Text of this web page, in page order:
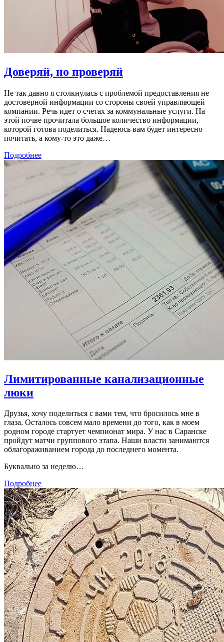
Доверяй, но проверяй
Не так давно я столкнулась с проблемой предоставления не
достоверной информации со стороны своей управляющей
компании. Речь идет о счетах за коммунальные услуги. На
этой почве прочитала большое количество информации,
которой готова поделиться. Надеюсь вам будет интересно
почитать, а кому-то это даже…
Подробнее
Лимитированные канализационные
люки
Друзья, хочу поделиться с вами тем, что бросилось мне в
глаза. Осталось совсем мало времени до того, как в моем
родном городе стартует чемпионат мира. У нас в Саранске
пройдут матчи группового этапа. Наши власти занимаются
облагораживанием города до последнего момента.
Буквально за неделю…
Подробнее